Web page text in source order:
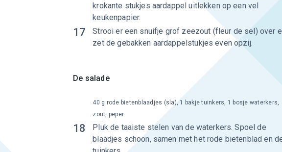
krokante stukjes aardappel uitlekken op een vel
keukenpapier.
17
Strooi er een snuifje grof zeezout (fleur de sel) over
zet de gebakken aardappelstukjes even opzij.
De salade
18
Pluk de taaiste stelen van de waterkers. Spoel de
blaadjes schoon, samen met het rode bietenblad en
40 g rode bietenblaadjes (sla), 1 bakje tuinkers, 1 bosje waterkers,
zout, peper